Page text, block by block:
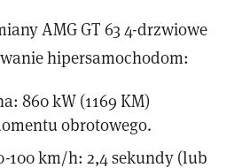
AMG GT 63 4-drzwiowe
hipersamochodom:
860 kW (1169 KM)
obrotowego.
100 km/h: 2,4 sekundy (lub